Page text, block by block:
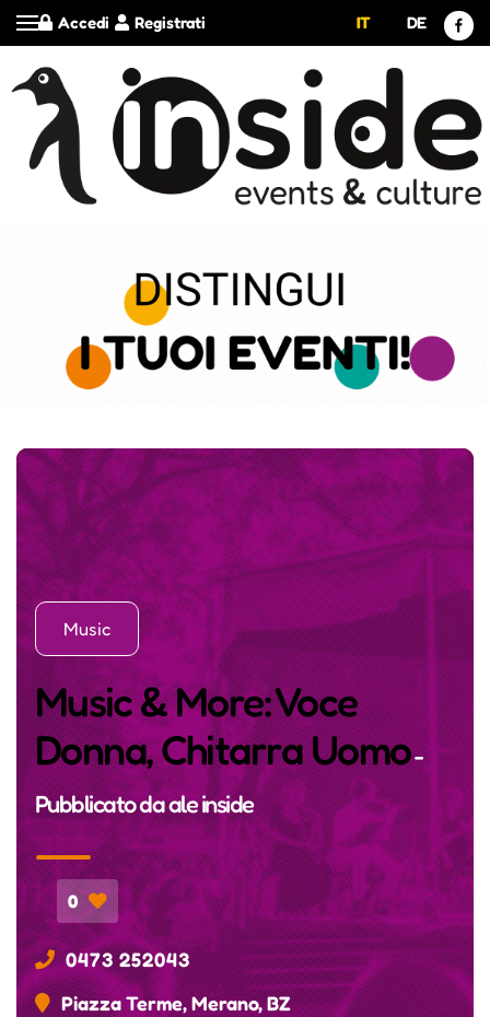
Registrati
Accedi IT DE
Music
Music & More: Voce
Donna, Chitarra Uomo-
Pubblicato daale inside
0
0473 252043
Piazza Terme, Merano, BZ